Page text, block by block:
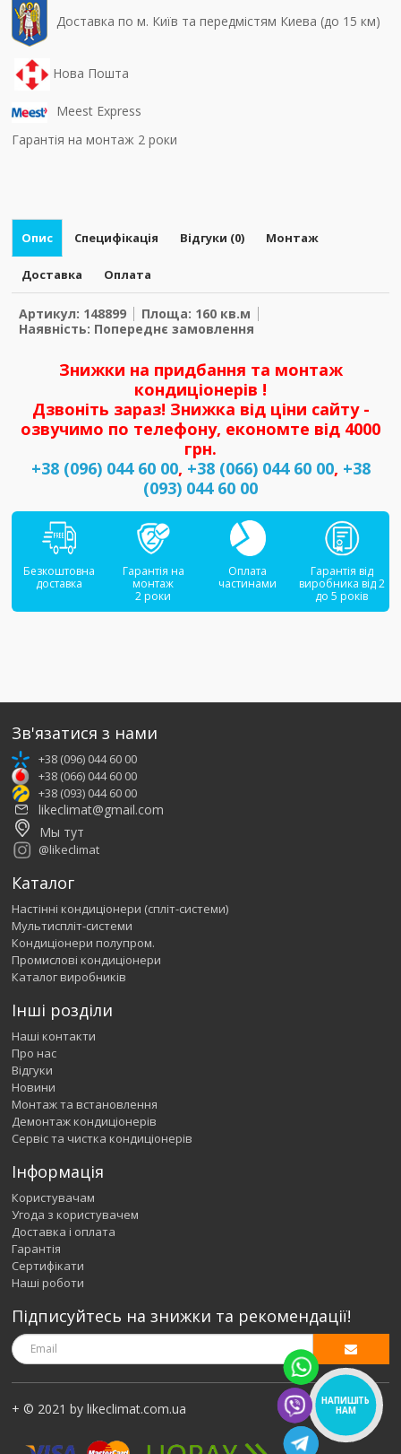
Доставка по м. Київ та передмістям Киева (до 15 км)
Нова Пошта
Meest Express
Гарантія на монтаж 2 роки
Опис Специфікація Відгуки (0) Монтаж
Доставка Оплата
Артикул: 148899
Площа: 160 кв.м
Наявність: Попереднє замовлення
Знижки на придбання та монтаж
кондиціонерів !
Дзвоніть зараз! Знижка від ціни сайту -
озвучимо по телефону, економте від 4000
грн.
+38 (096) 044 60 00, +38 (066) 044 60 00, +38
(093) 044 60 00
Безкоштовна
доставка
Гарантія на
монтаж
2 роки
Оплата
частинами
Гарантія від
виробника від 2
до 5 років
Зв'язатися з нами
+38 (096) 044 60 00
+38 (066) 044 60 00
+38 (093) 044 60 00
likeclimat@gmail.com
Мы тут
@likeclimat
Каталог
Настінні кондиціонери (спліт-системи)
Мультиспліт-системи
Кондиціонери полупром.
Промислові кондиціонери
Каталог виробників
Інші розділи
Наші контакти
Про нас
Відгуки
Новини
Монтаж та встановлення
Демонтаж кондиціонерів
Сервіс та чистка кондиціонерів
Інформація
Користувачам
Угода з користувачем
Доставка і оплата
Гарантія
Сертифікати
Наші роботи
Підписуйтесь на знижки та рекомендації!
+ © 2021 by likeclimat.com.ua
НАПИШІТЬ
НАМ